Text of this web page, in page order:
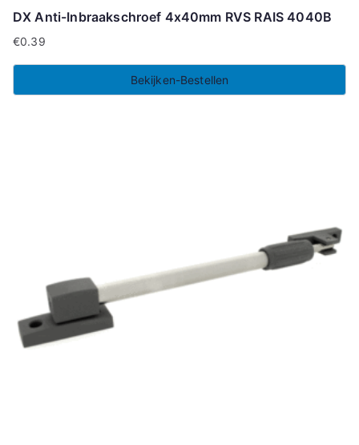
DX Anti-Inbraakschroef 4x40mm RVS RAIS 4040B
€0.39
Bekijken-Bestellen